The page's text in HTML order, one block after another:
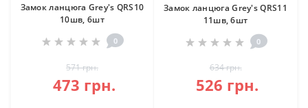
Замок ланцюга Grey's QRS10
10шв, 6шт
0
571 грн.
473 грн.
Замок ланцюга Grey's QRS11
11шв, 6шт
0
634 грн.
526 грн.